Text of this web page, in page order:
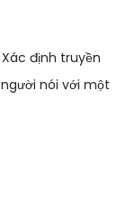
định truyền
nói với một